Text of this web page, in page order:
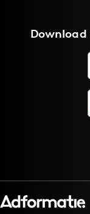
Digital
Martech